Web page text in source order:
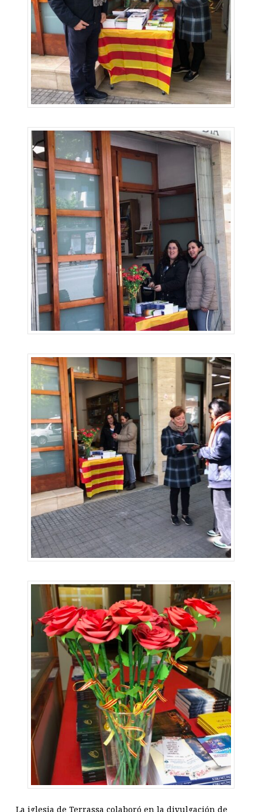
La iglesia de Terrassa colaboró en la divulgación de